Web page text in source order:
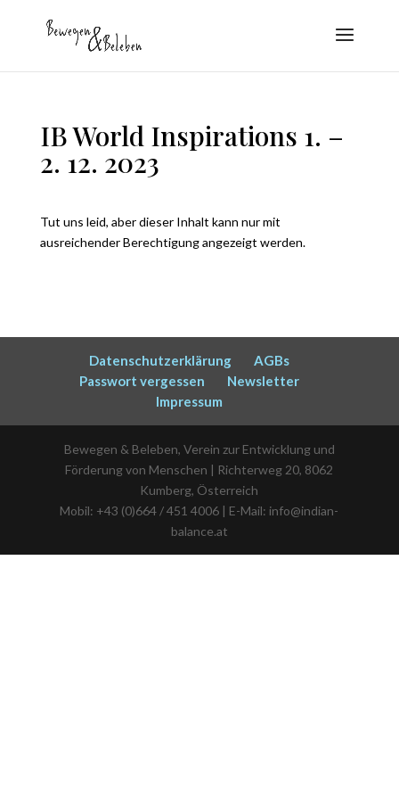
IB World Inspirations 1. –
2. 12. 2023
Tut uns leid, aber dieser Inhalt kann nur mit
ausreichender Berechtigung angezeigt werden.
Datenschutzerklärung
AGBs
Passwort vergessen
Newsletter
Impressum
Bewegen & Beleben, Verein zur Entwicklung und
Förderung von Menschen | Richterweg 20, 8062
Kumberg, Österreich
Mobil: +43 (0)664 / 451 4006 | E-Mail: info@indian-
balance.at